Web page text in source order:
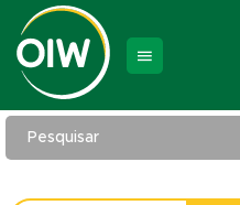
Pesquisar